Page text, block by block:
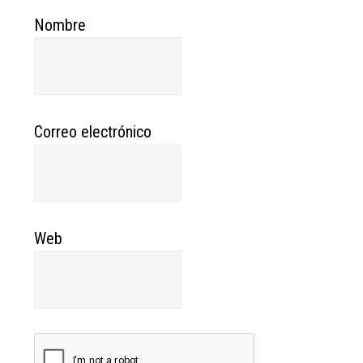
Nombre
Correo electrónico
Web